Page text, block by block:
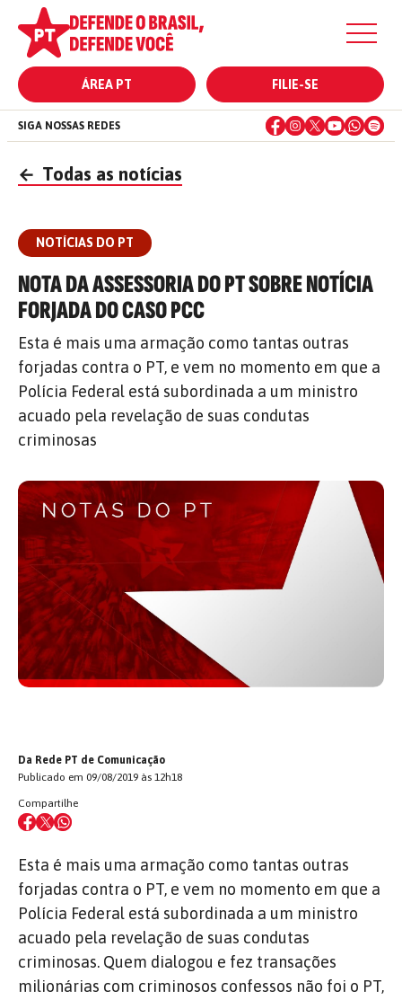
ÁREA PT FILIE-SE
SIGA NOSSAS REDES
← Todas as notícias
NOTÍCIAS DO PT
NOTA DA ASSESSORIA DO PT SOBRE NOTÍCIA
FORJADA DO CASO PCC
Esta é mais uma armação como tantas outras
forjadas contra o PT, e vem no momento em que a
Polícia Federal está subordinada a um ministro
acuado pela revelação de suas condutas
criminosas
Da Rede PT de Comunicação
Publicado em 09/08/2019 às 12h18
Compartilhe
Esta é mais uma armação como tantas outras
forjadas contra o PT, e vem no momento em que a
Polícia Federal está subordinada a um ministro
acuado pela revelação de suas condutas
criminosas. Quem dialogou e fez transações
milionárias com criminosos confessos não foi o PT,